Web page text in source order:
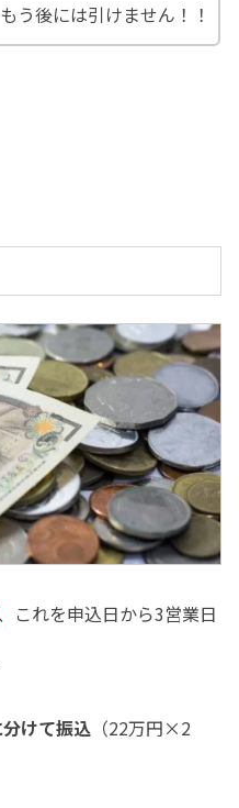
う後には引けません！！
これを申込日から3営業日
けて振込 （22万円×2